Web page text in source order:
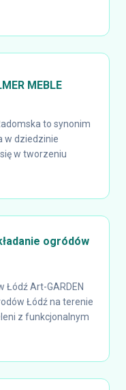
MEBLE
to synonim
w dziedzinie
w tworzeniu
ogródów
Łódź Art-GARDEN
Łódź na terenie
z funkcjonalnym